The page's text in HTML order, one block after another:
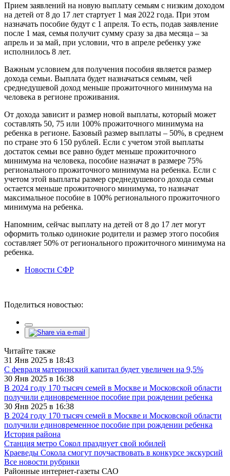
Прием заявлений на новую выплату семьям с низким доходом
на детей от 8 до 17 лет стартует 1 мая 2022 года. При этом
назначать пособие будут с 1 апреля. То есть, подав заявление
после 1 мая, семья получит сумму сразу за два месяца – за
апрель и за май, при условии, что в апреле ребенку уже
исполнилось 8 лет.
Важным условием для получения пособия является размер
дохода семьи. Выплата будет назначаться семьям, чей
среднедушевой доход меньше прожиточного минимума на
человека в регионе проживания.
От дохода зависит и размер новой выплаты, который может
составлять 50, 75 или 100% прожиточного минимума на
ребенка в регионе. Базовый размер выплаты – 50%, в среднем
по стране это 6 150 рублей. Если с учетом этой выплаты
достаток семьи все равно будет меньше прожиточного
минимума на человека, пособие назначат в размере 75%
регионального прожиточного минимума на ребенка. Если с
учетом этой выплаты размер среднедушевого дохода семьи
остается меньше прожиточного минимума, то назначат
максимальное пособие в 100% регионального прожиточного
минимума на ребенка.
Напомним, сейчас выплату на детей от 8 до 17 лет могут
оформить только одинокие родители и размер этого пособия
составляет 50% от регионального прожиточного минимума на
ребенка.
Новости СФР
Поделиться новостью:
Читайте также
31 Янв 2025 в 18:43
С февраля материнский капитал будет увеличен на 9,5%
30 Янв 2025 в 16:38
В 2024 году 170 тысяч семей в Москве и Московской области
получили единовременное пособие при рождении ребенка
30 Янв 2025 в 16:38
В 2024 году 170 тысяч семей в Москве и Московской области
получили единовременное пособие при рождении ребенка
История района
Станция метро Сокол празднует свой юбилей
Краеведы Сокола смогут поучаствовать в конкурсе экскурсий
Все новости рубрики
Районные интернет-газеты САО